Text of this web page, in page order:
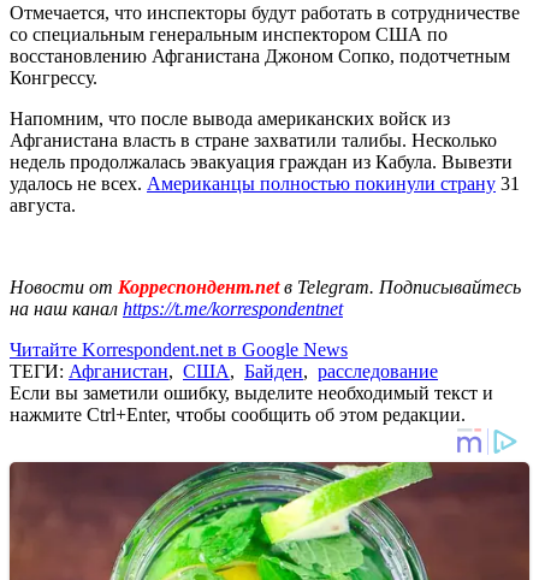
Отмечается, что инспекторы будут работать в сотрудничестве
со специальным генеральным инспектором США по
восстановлению Афганистана Джоном Сопко, подотчетным
Конгрессу.
Напомним, что после вывода американских войск из
Афганистана власть в стране захватили талибы. Несколько
недель продолжалась эвакуация граждан из Кабула. Вывезти
удалось не всех. Американцы полностью покинули страну 31
августа.
Новости от Корреспондент.netв Telegram. Подписывайтесь
на наш канал https://t.me/korrespondentnet
Читайте Korrespondent.net в Google News
ТЕГИ: Афганистан, США, Байден, расследование
Если вы заметили ошибку, выделите необходимый текст и
нажмите Ctrl+Enter, чтобы сообщить об этом редакции.